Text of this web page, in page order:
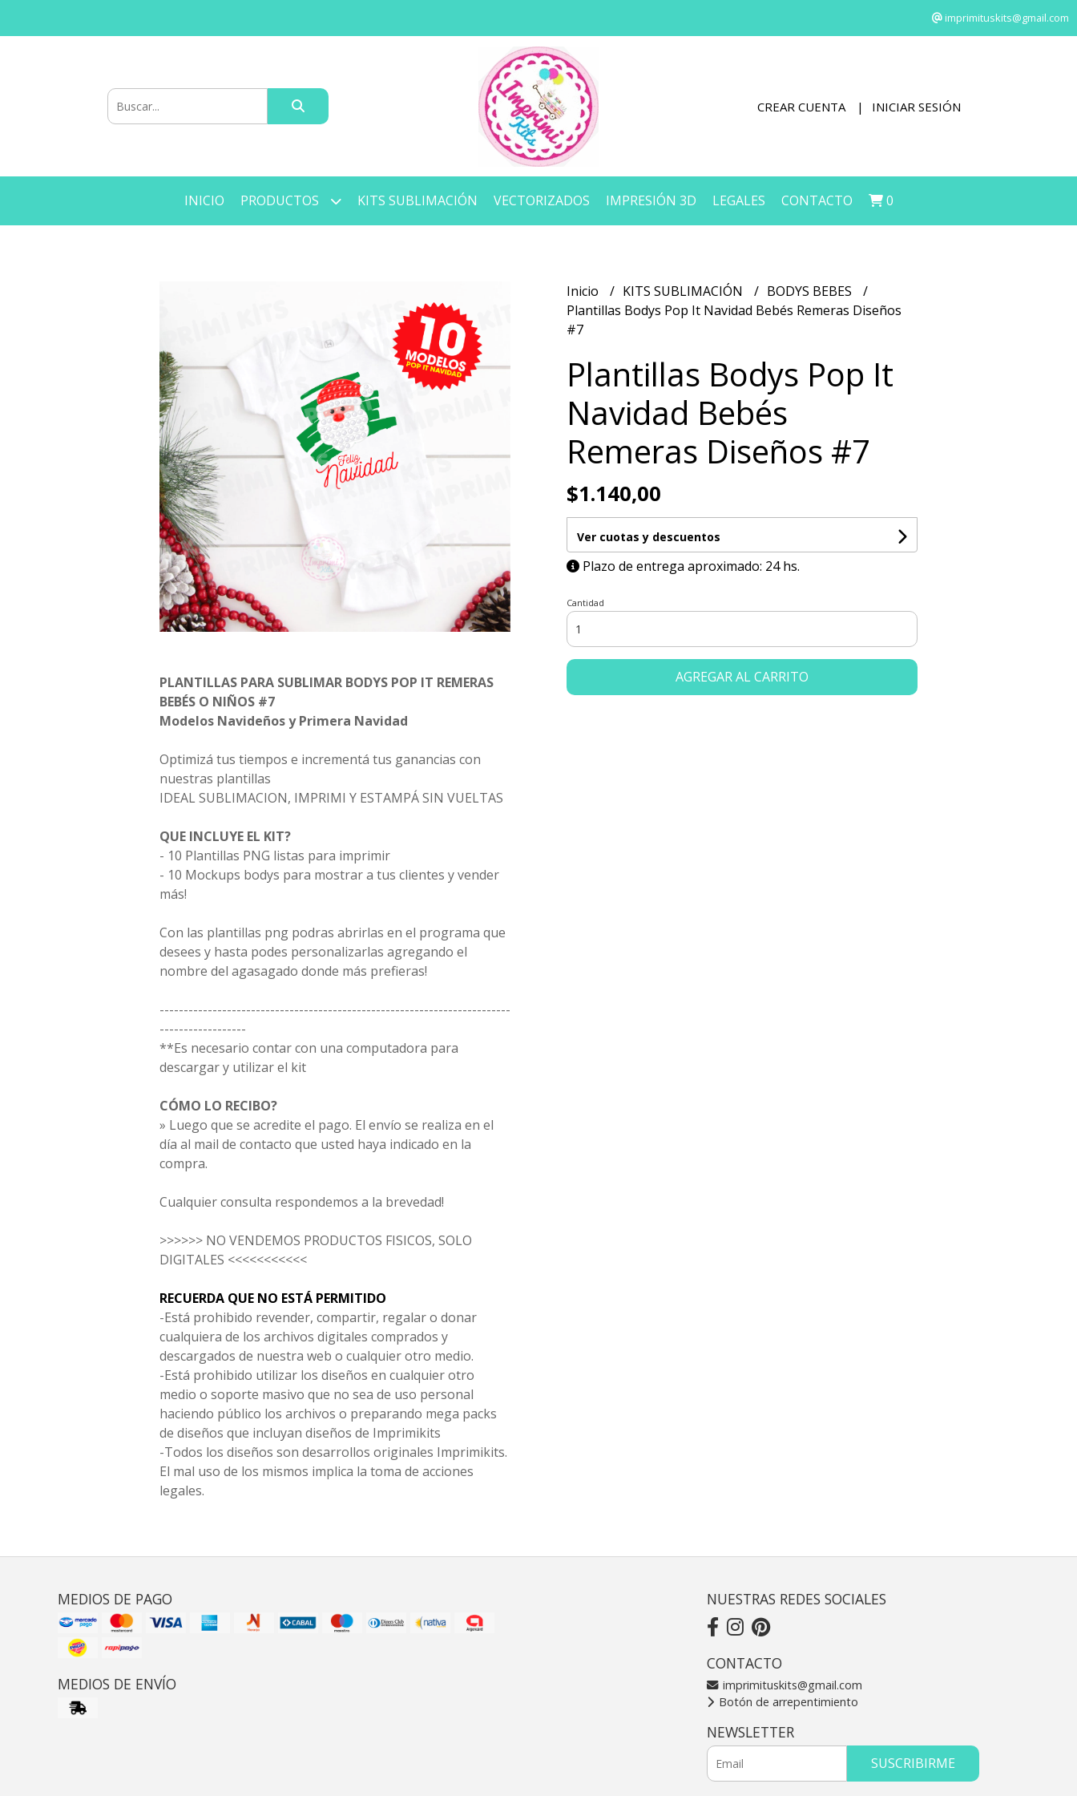
imprimituskits@gmail.com
CREAR CUENTA INICIAR SESIÓN
INICIO PRODUCTOS KITS SUBLIMACIÓN VECTORIZADOS IMPRESIÓN 3D LEGALES CONTACTO 0
PLANTILLAS PARA SUBLIMAR BODYS POP IT REMERAS
BEBÉS O NIÑOS #7
Modelos Navideños y Primera Navidad
Optimizá tus tiempos e incrementá tus ganancias con
nuestras plantillas
IDEAL SUBLIMACION, IMPRIMI Y ESTAMPÁ SIN VUELTAS
QUE INCLUYE EL KIT?
- 10 Plantillas PNG listas para imprimir
- 10 Mockups bodys para mostrar a tus clientes y vender
más!
Con las plantillas png podras abrirlas en el programa que
desees y hasta podes personalizarlas agregando el
nombre del agasagado donde más prefieras!
-------------------------------------------------------------------------
------------------
**Es necesario contar con una computadora para
descargar y utilizar el kit
CÓMO LO RECIBO?
» Luego que se acredite el pago. El envío se realiza en el
día al mail de contacto que usted haya indicado en la
compra.
Cualquier consulta respondemos a la brevedad!
>>>>>> NO VENDEMOS PRODUCTOS FISICOS, SOLO
DIGITALES <<<<<<<<<<<
RECUERDA QUE NO ESTÁ PERMITIDO
-Está prohibido revender, compartir, regalar o donar
cualquiera de los archivos digitales comprados y
descargados de nuestra web o cualquier otro medio.
-Está prohibido utilizar los diseños en cualquier otro
medio o soporte masivo que no sea de uso personal
haciendo público los archivos o preparando mega packs
de diseños que incluyan diseños de Imprimikits
-Todos los diseños son desarrollos originales Imprimikits.
El mal uso de los mismos implica la toma de acciones
legales.
Inicio KITS SUBLIMACIÓN
BODYS BEBES
Plantillas Bodys Pop It Navidad Bebés Remeras Diseños
#7
Plantillas Bodys Pop It
Navidad Bebés
Remeras Diseños #7
$1.140,00
Ver cuotas y descuentos
Plazo de entrega aproximado: 24 hs.
Cantidad
AGREGAR AL CARRITO
MEDIOS DE PAGO
MEDIOS DE ENVÍO
NUESTRAS REDES SOCIALES
CONTACTO
imprimituskits@gmail.com
Botón de arrepentimiento
NEWSLETTER
SUSCRIBIRME